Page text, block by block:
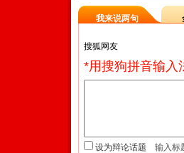
我来说两句
*用搜狗拼音输入
设为辩论话题